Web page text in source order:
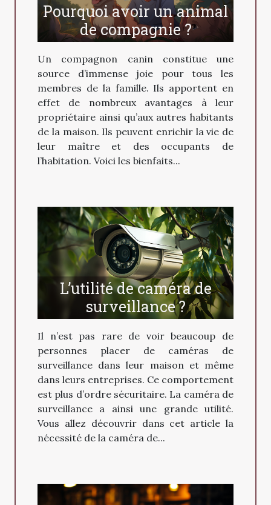
Pourquoi avoir un animal
de compagnie ?
Un compagnon canin constitue une
source d’immense joie pour tous les
membres de la famille. Ils apportent en
effet de nombreux avantages à leur
propriétaire ainsi qu’aux autres habitants
de la maison. Ils peuvent enrichir la vie de
leur maître et des occupants de
l’habitation. Voici les bienfaits...
L’utilité de caméra de
surveillance ?
Il n’est pas rare de voir beaucoup de
personnes placer de caméras de
surveillance dans leur maison et même
dans leurs entreprises. Ce comportement
est plus d’ordre sécuritaire. La caméra de
surveillance a ainsi une grande utilité.
Vous allez découvrir dans cet article la
nécessité de la caméra de...